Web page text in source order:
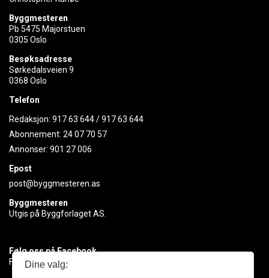
Byggmesteren
Pb 5475 Majorstuen
0305 Oslo
Besøksadresse
Sørkedalsveien 9
0368 Oslo
Telefon
Redaksjon: 917 63 644/917 63 644
Abonnement: 24 07 70 57
Annonser: 901 27 006
Epost
post@byggmesteren.as
Byggmesteren
Utgis på Byggforlaget AS.
Følg oss på Facebook
Få med deg det siste innen byggebransjen
Dine valg: